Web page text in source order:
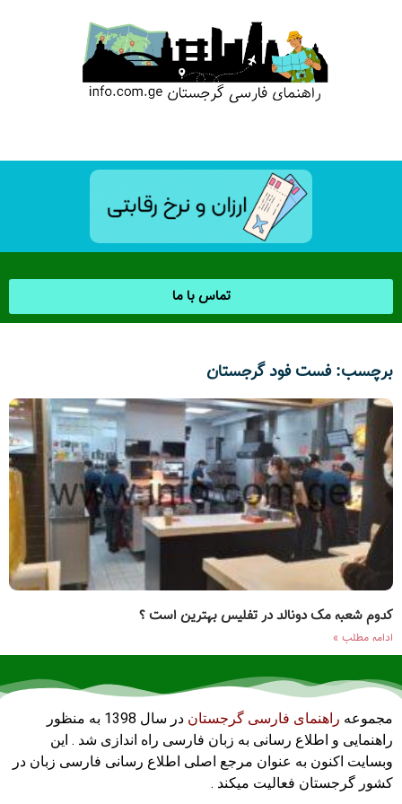
تماس با ما
برچسب: فست فود گرجستان
کدوم شعبه مک دونالد در تفلیس بهترین است ؟
ادامه مطلب »
مجموعه راهنمای فارسی گرجستان
در سال 1398 به منظور
راهنمایی و اطلاع رسانی به زبان فارسی راه اندازی شد . این
وبسایت اکنون به عنوان مرجع اصلی اطلاع رسانی فارسی زبان در
کشور گرجستان فعالیت میکند .